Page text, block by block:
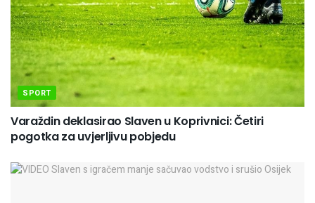
SPORT
Varaždin deklasirao Slaven u Koprivnici: Četiri
pogotka za uvjerljivu pobjedu